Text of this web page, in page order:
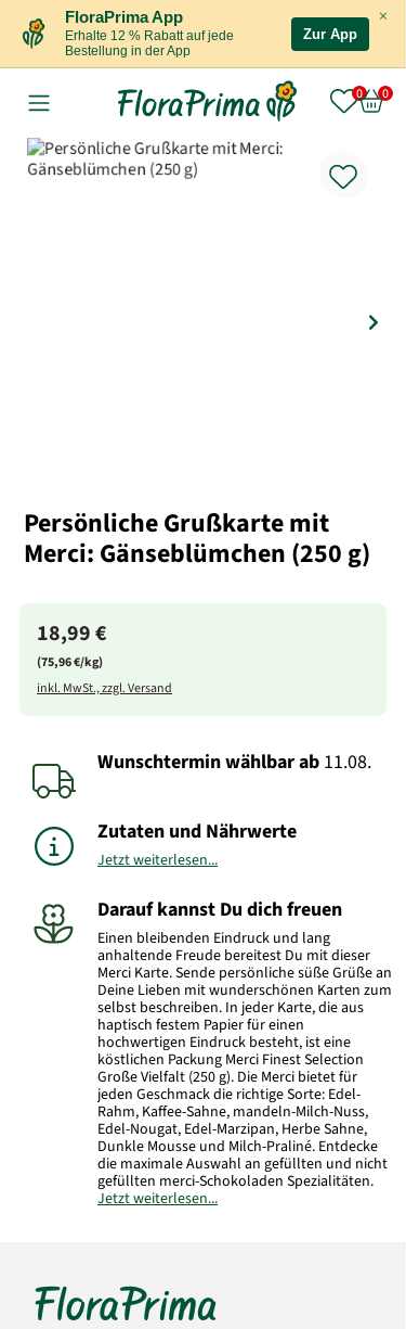
×
FloraPrima App
Erhalte 12 % Rabatt auf jede
Bestellung in der App
Zur App
Persönliche Grußkarte mit
Merci: Gänseblümchen (250 g)
18,99 €
(75,96 €/kg)
inkl. MwSt., zzgl. Versand
Wunschtermin wählbarab 11.08.
Zutaten und Nährwerte
Jetzt weiterlesen...
Darauf kannst Du dich freuen
Einen bleibenden Eindruck und lang
anhaltende Freude bereitest Du mit dieser
Merci Karte. Sende persönliche süße Grüße an
Deine Lieben mit wunderschönen Karten zum
selbst beschreiben. In jeder Karte, die aus
haptisch festem Papier für einen
hochwertigen Eindruck besteht, ist eine
köstlichen Packung Merci Finest Selection
Große Vielfalt (250 g). Die Merci bietet für
jeden Geschmack die richtige Sorte: Edel-
Rahm, Kaffee-Sahne, mandeln-Milch-Nuss,
Edel-Nougat, Edel-Marzipan, Herbe Sahne,
Dunkle Mousse und Milch-Praliné. Entdecke
die maximale Auswahl an gefüllten und nicht
gefüllten merci-Schokoladen Spezialitäten.
Jetzt weiterlesen...